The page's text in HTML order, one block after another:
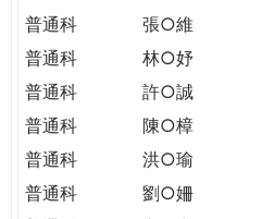
普通科
張○維
普通科
林○妤
普通科
許○誠
普通科
陳○樟
普通科
洪○瑜
普通科
劉○姍